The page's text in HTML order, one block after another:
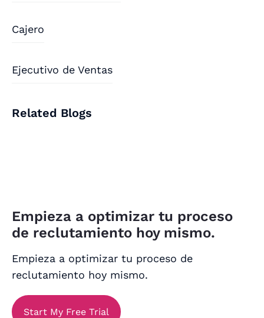
Cajero
Ejecutivo de Ventas
Related Blogs
Empieza a optimizar tu proceso
de reclutamiento hoy mismo.
Empieza a optimizar tu proceso de
reclutamiento hoy mismo.
Start My Free Trial